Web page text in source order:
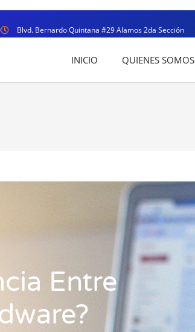
Blvd. Bernardo Quintana #29 Alamos 2da Sección
INICIO QUIENES SOMOS
Entre